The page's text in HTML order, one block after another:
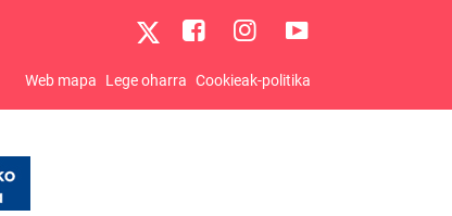
Web mapa Lege oharra Cookieak-politika